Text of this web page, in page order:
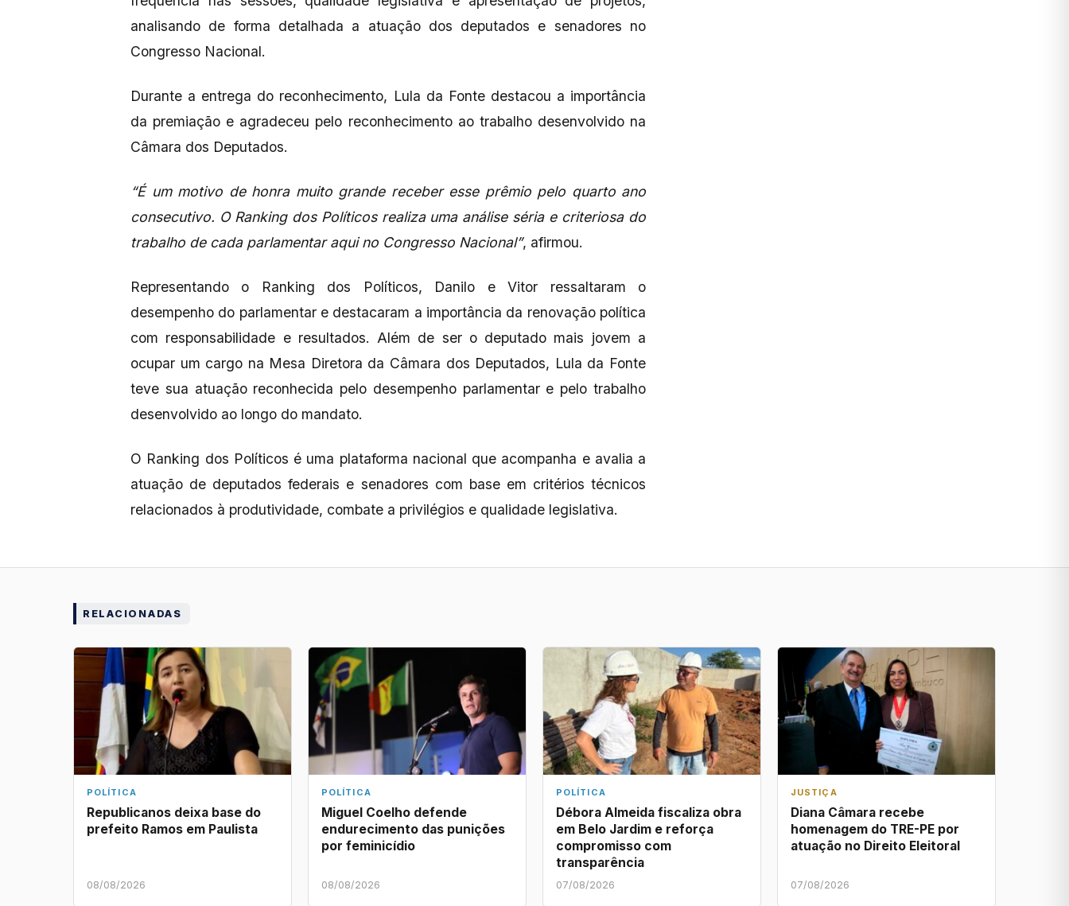
analisando de forma detalhada a atuação dos deputados e senadores no
Congresso Nacional.
Durante a entrega do reconhecimento, Lula da Fonte destacou a importância
da premiação e agradeceu pelo reconhecimento ao trabalho desenvolvido na
Câmara dos Deputados.
“É um motivo de honra muito grande receber esse prêmio pelo quarto ano
consecutivo. O Ranking dos Políticos realiza uma análise séria e criteriosa do
trabalho de cada parlamentar aqui no Congresso Nacional”, afirmou.
Representando o Ranking dos Políticos, Danilo e Vitor ressaltaram o
desempenho do parlamentar e destacaram a importância da renovação política
com responsabilidade e resultados. Além de ser o deputado mais jovem a
ocupar um cargo na Mesa Diretora da Câmara dos Deputados, Lula da Fonte
teve sua atuação reconhecida pelo desempenho parlamentar e pelo trabalho
desenvolvido ao longo do mandato.
O Ranking dos Políticos é uma plataforma nacional que acompanha e avalia a
atuação de deputados federais e senadores com base em critérios técnicos
relacionados à produtividade, combate a privilégios e qualidade legislativa.
RELACIONADAS
POLÍTICA
Republicanos deixa base do
prefeito Ramos em Paulista
08/08/2026
POLÍTICA
Miguel Coelho defende
endurecimento das punições
por feminicídio
08/08/2026
POLÍTICA
Débora Almeida fiscaliza obra
em Belo Jardim e reforça
compromisso com
transparência
07/08/2026
JUSTIÇA
Diana Câmara recebe
homenagem do TRE-PE por
atuação no Direito Eleitoral
07/08/2026